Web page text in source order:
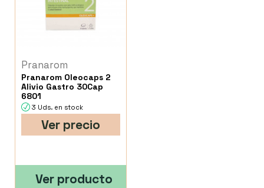
Pranarom
Pranarom Oleocaps 2
Alivio Gastro 30Cap
6801
3 Uds. en stock
Ver precio
Ver producto